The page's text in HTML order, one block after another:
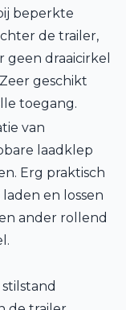
beperkte
de trailer,
geen draaicirkel
geschikt
toegang.
van
laadklep
Erg praktisch
en lossen
ander rollend